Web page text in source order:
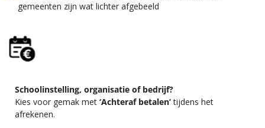
gemeenten zijn wat lichter afgebeeld
Schoolinstelling, organisatie of bedrijf?
Kies voor gemak met ‘Achteraf betalen’tijdens het
afrekenen.